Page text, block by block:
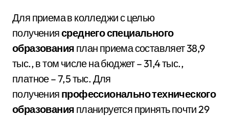
Для приема в колледжи с целью
получениясреднего специального
образования план приема составляет 38,9
тыс., в том числе на бюджет – 31,4 тыс.,
платное – 7,5 тыс. Для
получения профессионально технического
образования планируется принять почти 29